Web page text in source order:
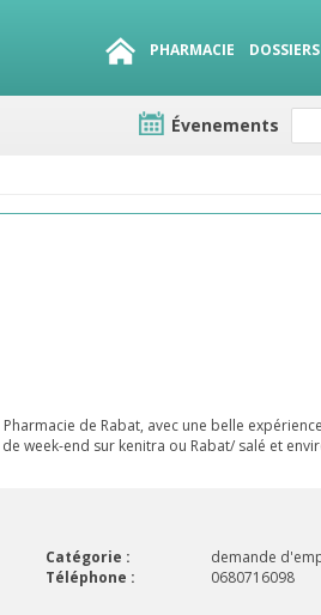
PHARMACIE DOSSIERS
Évenements
de Rabat, avec une belle
week-end sur kenitra ou Rabat/ salé et
Catégorie :
demande
Téléphone :
0680716098